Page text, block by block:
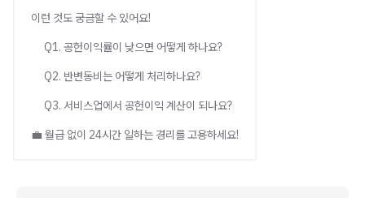
이런 것도 궁금할 수 있어요!
Q1. 공헌이익률이 낮으면 어떻게 하나요?
Q2. 반변동비는 어떻게 처리하나요?
Q3. 서비스업에서 공헌이익 계산이 되나요?
💼 월급 없이 24시간 일하는 경리를 고용하세요!